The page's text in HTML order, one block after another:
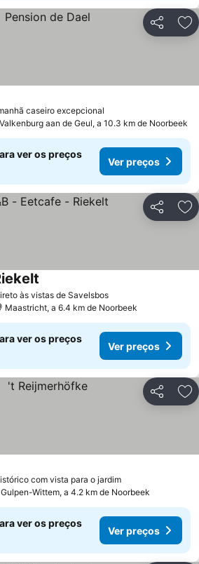
Partilhar
caseiro excepcional
Valkenburg aan de Geul, a 10.3 km de Noorbeek
ver os preços
Ver preços
Partilhar
às vistas de Savelsbos
Maastricht, a 6.4 km de Noorbeek
ver os preços
Ver preços
Partilhar
com vista para o jardim
Gulpen-Wittem, a 4.2 km de Noorbeek
ver os preços
Ver preços